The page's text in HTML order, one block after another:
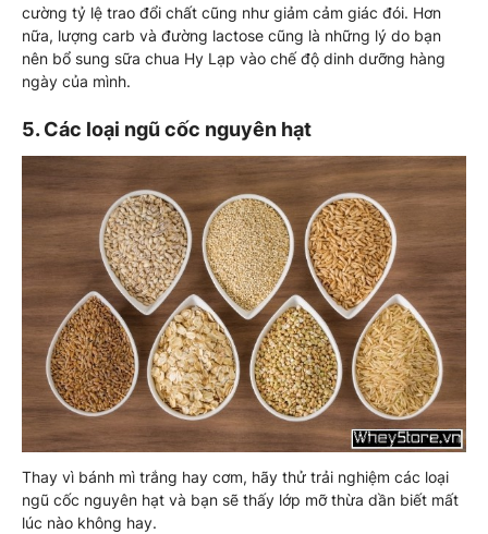
cường tỷ lệ trao đổi chất cũng như giảm cảm giác đói. Hơn
nữa, lượng carb và đường lactose cũng là những lý do bạn
nên bổ sung sữa chua Hy Lạp vào chế độ dinh dưỡng hàng
ngày của mình.
5. Các loại ngũ cốc nguyên hạt
Thay vì bánh mì trắng hay cơm, hãy thử trải nghiệm các loại
ngũ cốc nguyên hạt và bạn sẽ thấy lớp mỡ thừa dần biết mất
lúc nào không hay.